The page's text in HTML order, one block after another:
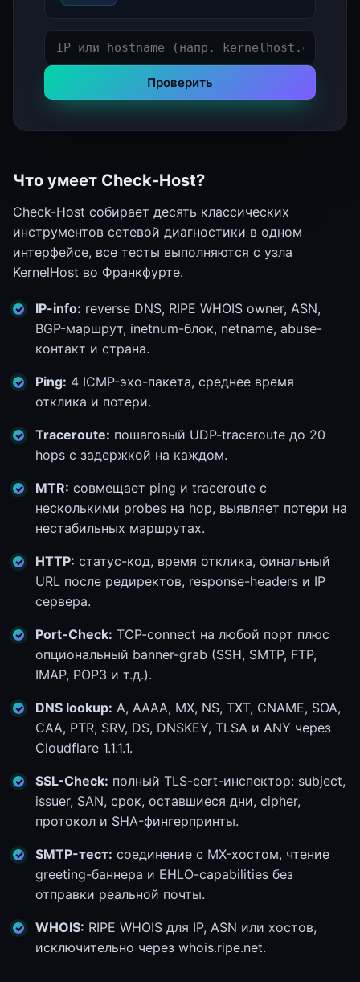
Проверить
Что умеет Check-Host?
Check-Host собирает десять классических
инструментов сетевой диагностики в одном
интерфейсе, все тесты выполняются с узла
KernelHost во Франкфурте.
IP-info: reverse DNS, RIPE WHOIS owner, ASN,
BGP-маршрут, inetnum-блок, netname, abuse-
контакт и страна.
Ping: 4 ICMP-эхо-пакета, среднее время
отклика и потери.
Traceroute: пошаговый UDP-traceroute до 20
hops с задержкой на каждом.
MTR: совмещает ping и traceroute с
несколькими probes на hop, выявляет потери на
нестабильных маршрутах.
HTTP: статус-код, время отклика, финальный
URL после редиректов, response-headers и IP
сервера.
Port-Check: TCP-connect на любой порт плюс
опциональный banner-grab (SSH, SMTP, FTP,
IMAP, POP3 и т.д.).
DNS lookup: A, AAAA, MX, NS, TXT, CNAME, SOA,
CAA, PTR, SRV, DS, DNSKEY, TLSA и ANY через
Cloudflare 1.1.1.1.
SSL-Check: полный TLS-cert-инспектор: subject,
issuer, SAN, срок, оставшиеся дни, cipher,
протокол и SHA-фингерпринты.
SMTP-тест: соединение с MX-хостом, чтение
greeting-баннера и EHLO-capabilities без
отправки реальной почты.
WHOIS: RIPE WHOIS для IP, ASN или хостов,
исключительно через whois.ripe.net.